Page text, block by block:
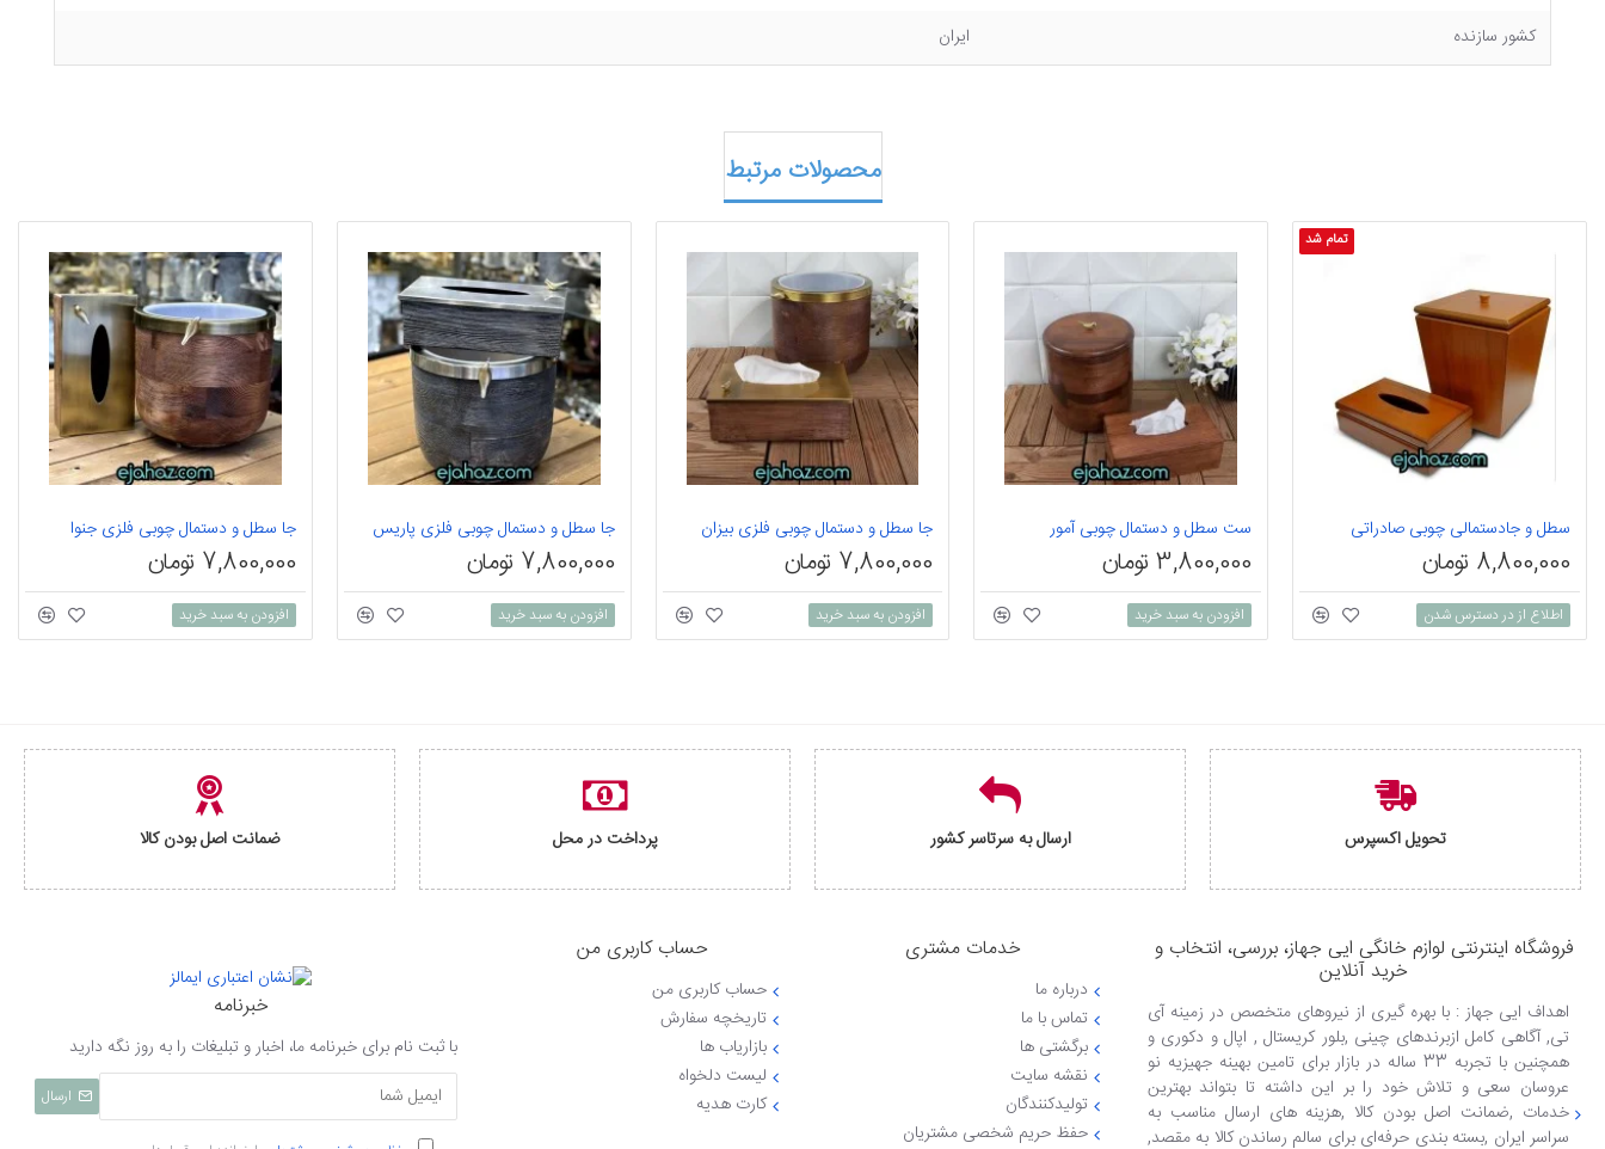
کشور سازنده
ایران
محصولات مرتبط
تمام شد
سطل و جادستمالی چوبی صادراتی
8,800,000 تومان
اطلاع از در دسترس شدن
ست سطل و دستمال چوبی آمور
3,800,000 تومان
افزودن به سبد خرید
جا سطل و دستمال چوبی فلزی بیزان
7,800,000 تومان
افزودن به سبد خرید
جا سطل و دستمال چوبی فلزی پاریس
7,800,000 تومان
افزودن به سبد خرید
جا سطل و دستمال چوبی فلزی جنوا
7,800,000 تومان
افزودن به سبد خرید
تحویل اکسپرس ارسال به سرتاسر کشور پرداخت در محل ضمانت اصل بودن کالا
فروشگاه اینترنتی لوازم خانگی ایی جهاز، بررسی، انتخاب و
خرید آنلاین
اهداف ایی جهاز : با بهره گیری از نیروهای متخصص در زمینه آی
تی, آگاهی کامل ازبرندهای چینی ,بلور کریستال , اپال و دکوری و
همچنین با تجربه 33 ساله در بازار برای تامین بهینه جهیزیه نو
عروسان سعی و تلاش خود را بر این داشته تا بتواند بهترین
خدمات ,ضمانت اصل بودن کالا ,هزینه های ارسال مناسب به
سراسر ایران ,بسته بندی حرفه‌ای برای سالم رساندن کالا به مقصد,
خدمات مشتری
درباره ما
تماس با ما
برگشتی ها
نقشه سایت
تولیدکنندگان
حفظ حریم شخصی مشتریان
حساب کاربری من
حساب کاربری من
تاریخچه سفارش
بازاریاب ها
لیست دلخواه
کارت هدیه
خبرنامه
با ثبت نام برای خبرنامه ما، اخبار و تبلیغات را به روز نگه دارید
ارسال